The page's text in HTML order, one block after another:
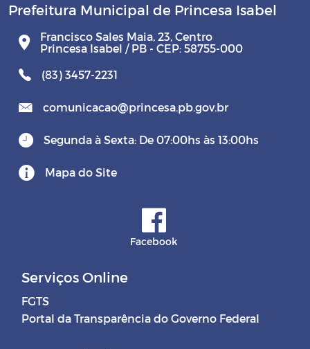
Prefeitura Municipal de Princesa Isabel
Francisco Sales Maia, 23, Centro
Princesa Isabel / PB - CEP: 58755-000
(83) 3457-2231
comunicacao@princesa.pb.gov.br
Segunda à Sexta: De 07:00hs às 13:00hs
Mapa do Site
Facebook
Serviços Online
FGTS
Portal da Transparência do Governo Federal